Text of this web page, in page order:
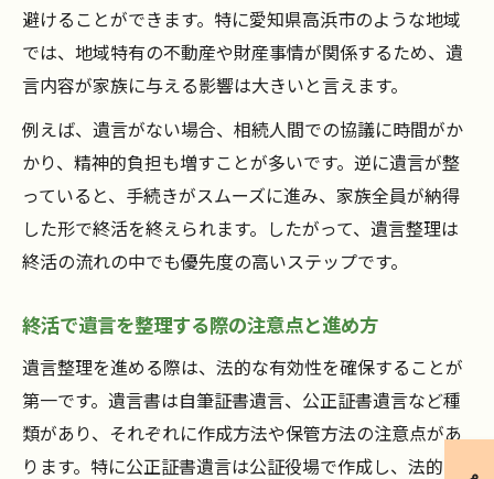
避けることができます。特に愛知県高浜市のような地域
では、地域特有の不動産や財産事情が関係するため、遺
言内容が家族に与える影響は大きいと言えます。
例えば、遺言がない場合、相続人間での協議に時間がか
かり、精神的負担も増すことが多いです。逆に遺言が整
っていると、手続きがスムーズに進み、家族全員が納得
した形で終活を終えられます。したがって、遺言整理は
終活の流れの中でも優先度の高いステップです。
終活で遺言を整理する際の注意点と進め方
遺言整理を進める際は、法的な有効性を確保することが
第一です。遺言書は自筆証書遺言、公正証書遺言など種
類があり、それぞれに作成方法や保管方法の注意点があ
ります。特に公正証書遺言は公証役場で作成し、法的な